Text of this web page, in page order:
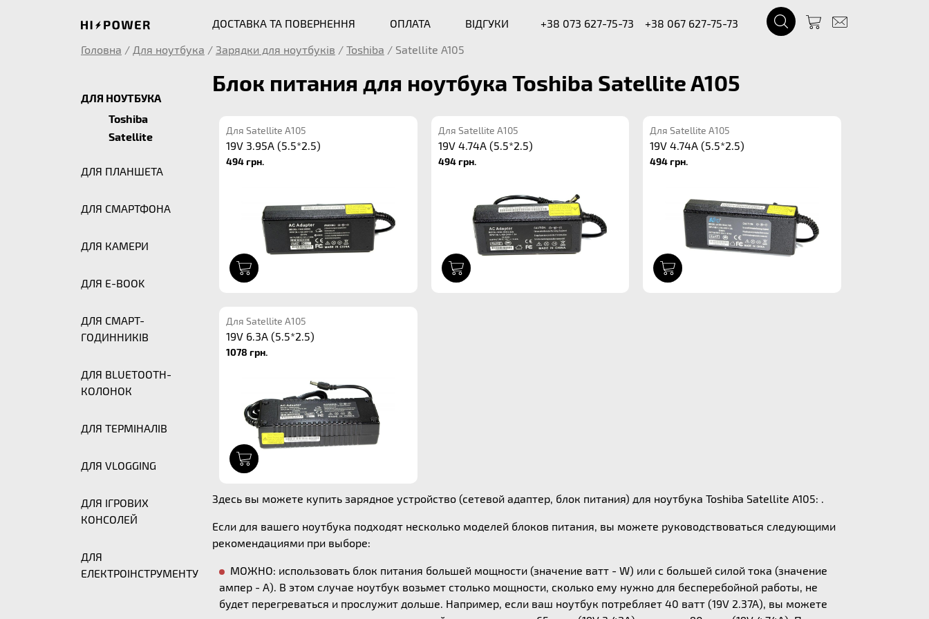
ДОСТАВКА ТА ПОВЕРНЕННЯ ОПЛАТА ВІДГУКИ +38 073 627-75-73
+38 067 627-75-73
Головна / Для ноутбука / Зарядки для ноутбуків / Toshiba / Satellite A105
ДЛЯ НОУТБУКА
Toshiba
Satellite
ДЛЯ ПЛАНШЕТА
ДЛЯ СМАРТФОНА
ДЛЯ КАМЕРИ
ДЛЯ E-BOOK
ДЛЯ СМАРТ-
ГОДИННИКІВ
ДЛЯ BLUETOOTH-
КОЛОНОК
ДЛЯ ТЕРМІНАЛІВ
ДЛЯ VLOGGING
ДЛЯ ІГРОВИХ
КОНСОЛЕЙ
ДЛЯ
ЕЛЕКТРОІНСТРУМЕНТУ
Блок питания для ноутбука Toshiba Satellite A105
Для Satellite A105
19V 3.95A (5.5*2.5)
494 грн.
Для Satellite A105
19V 4.74A (5.5*2.5)
494 грн.
Для Satellite A105
19V 4.74A (5.5*2.5)
494 грн.
Для Satellite A105
19V 6.3A (5.5*2.5)
1078 грн.
Здесь вы можете купить зарядное устройство (сетевой адаптер, блок питания) для ноутбука Toshiba Satellite A105: .
Если для вашего ноутбука подходят несколько моделей блоков питания, вы можете руководствоваться следующими
рекомендациями при выборе:
МОЖНО: использовать блок питания большей мощности (значение ватт - W) или с большей силой тока (значение
ампер - А). В этом случае ноутбук возьмет столько мощности, сколько ему нужно для бесперебойной работы, не
будет перегреваться и прослужит дольше. Например, если ваш ноутбук потребляет 40 ватт (19V 2.37A), вы можете